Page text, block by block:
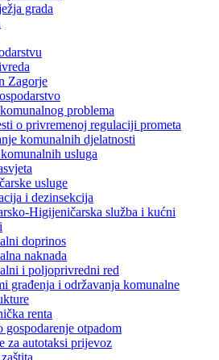
grada
Zagorje
problema
o privremenoj regulaciji prometa
komunalnih djelatnosti
usluga
usluge
i dezinsekcija
Higijeničarska služba i kućni
doprinos
naknada
i poljoprivredni red
građenja i održavanja komunalne
renta
gospodarenje otpadom
za autotaksi prijevoz